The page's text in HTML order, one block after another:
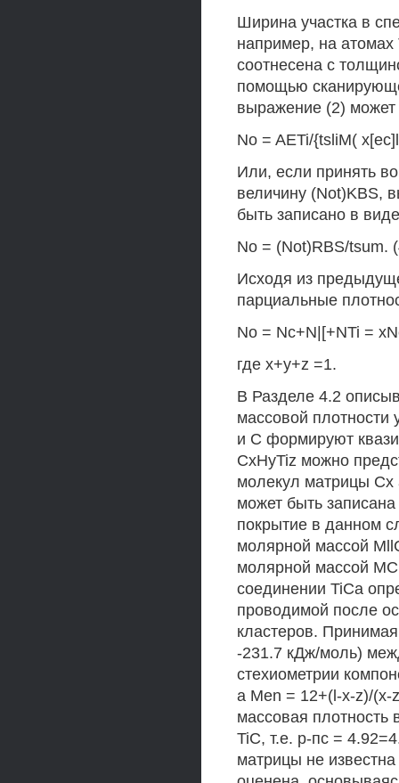
Ширина участка в
например, на
соотнесена с
помощью
выражение (2) может
No = AETi/{tsliM(
Или, если принять
величину (Not)KBS,
быть записано в
No = (Not)RBS/tsum.
Исходя из
парциальные
No = Nc+N|[+NTi =
где x+y+z =1.
В Разделе 4.2
массовой плотности
и С формируют
CxHyTiz можно
молекул матрицы
может быть
покрытие в данном
молярной массой
молярной массой
соединении TiCa
проводимой после
кластеров.
-231.7 кДж/моль)
стехиометрии
а Men = 12+(l-x-z)/(x-
массовая плотность
TiC, т.е. р-пс =
матрицы не